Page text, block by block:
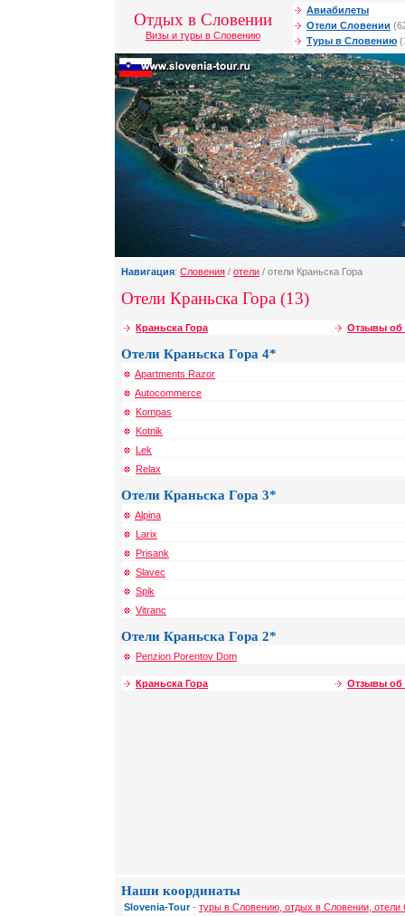
Отдых в Словении
Визы и туры в Словению
Авиабилеты
Отели Словении
Туры в Словению
Навигация: Словения / отели / отели Краньска Гора
Отели Краньска Гора (13)
Краньска Гора Отзывы об
Отели Краньска Гора 4*
Apartments Razor
Autocommerce
Kompas
Kotnik
Lek
Relax
Отели Краньска Гора 3*
Alpina
Larix
Prisank
Slavec
Spik
Vitranc
Отели Краньска Гора 2*
Penzion Porentov Dom
Краньска Гора Отзывы об
Наши координаты
Slovenia-Tour- туры в Словению, отдых в Словении,